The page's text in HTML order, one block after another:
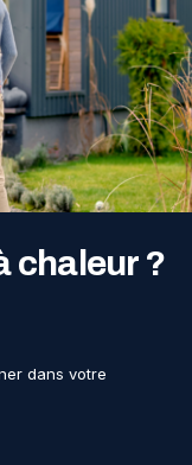
chaleur ?
dans votre